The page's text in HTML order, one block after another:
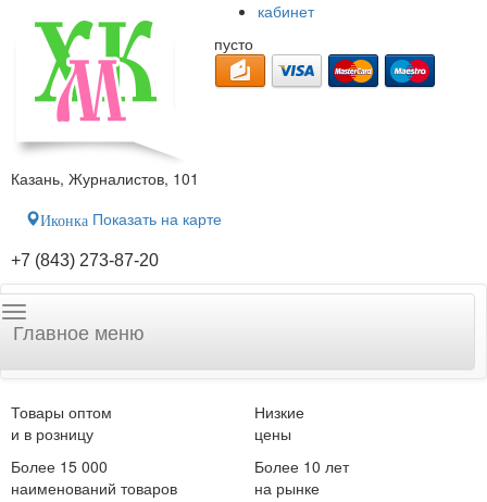
кабинет
пусто
Казань, Журналистов, 101
Иконка Показать на карте
+7 (843) 273-87-20
Главное меню
Товары оптом
и в розницу
Низкие
цены
Более 15 000
наименований товаров
Более 10 лет
на рынке